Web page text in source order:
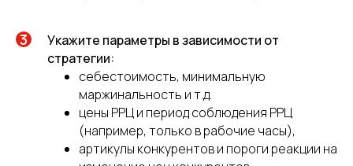
Укажите параметры в зависимости от
стратегии:
себестоимость, минимальную
маржинальность и т.д.
цены РРЦ и период соблюдения РРЦ
(например, только в рабочие часы),
артикулы конкурентов и пороги реакции на